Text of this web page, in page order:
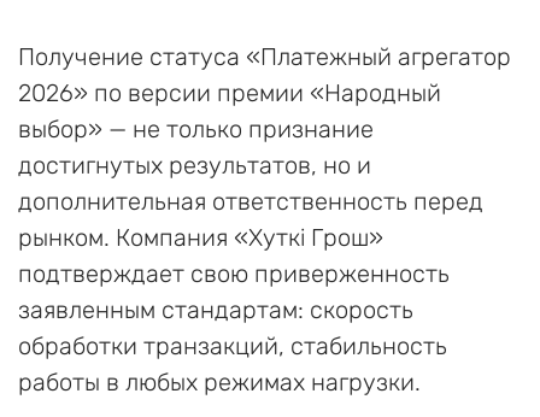
Получение статуса «Платежный агрегатор
2026» по версии премии «Народный
выбор» — не только признание
достигнутых результатов, но и
дополнительная ответственность перед
рынком. Компания «Хуткi Грош»
подтверждает свою приверженность
заявленным стандартам: скорость
обработки транзакций, стабильность
работы в любых режимах нагрузки.